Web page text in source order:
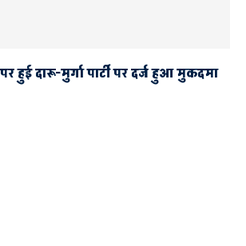
हुई दारू-मुर्गा पार्टी पर दर्ज हुआ मुकदमा